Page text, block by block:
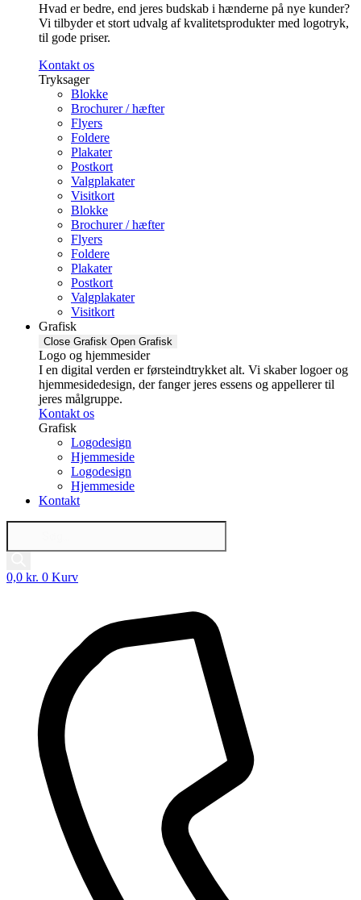
Hvad er bedre, end jeres budskab i hænderne på nye kunder?
Vi tilbyder et stort udvalg af kvalitetsprodukter med logotryk,
til gode priser.
Kontakt os
Tryksager
Blokke
Brochurer / hæfter
Flyers
Foldere
Plakater
Postkort
Valgplakater
Visitkort
Blokke
Brochurer / hæfter
Flyers
Foldere
Plakater
Postkort
Valgplakater
Visitkort
Grafisk
Close Grafisk Open Grafisk
Logo og hjemmesider
I en digital verden er førsteindtrykket alt. Vi skaber logoer og
hjemmesidedesign, der fanger jeres essens og appellerer til
jeres målgruppe.
Kontakt os
Grafisk
Logodesign
Hjemmeside
Logodesign
Hjemmeside
Kontakt
Products
0,0 kr. 0 Kurv